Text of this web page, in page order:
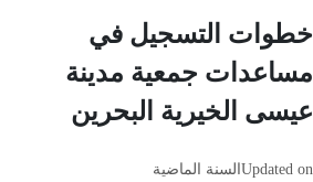
خطوات التسجيل في
مساعدات جمعية مدينة
عيسى الخيرية البحرين
Updated onالسنة الماضية